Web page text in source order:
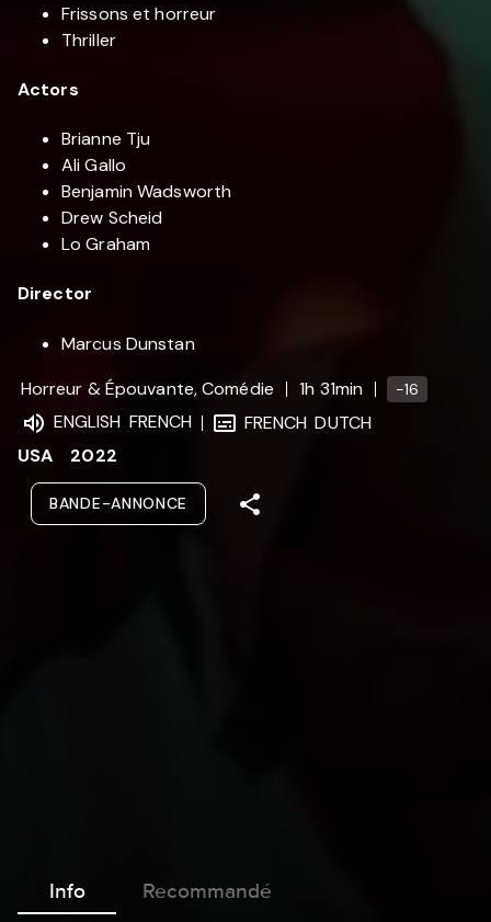
Frissons et horreur
Thriller
Actors
Brianne Tju
Ali Gallo
Benjamin Wadsworth
Drew Scheid
Lo Graham
Director
Marcus Dunstan
Horreur & Épouvante, Comédie
1h 31min -16
ENGLISH FRENCH FRENCH DUTCH
USA
2022
BANDE-ANNONCE
Info Recommandé